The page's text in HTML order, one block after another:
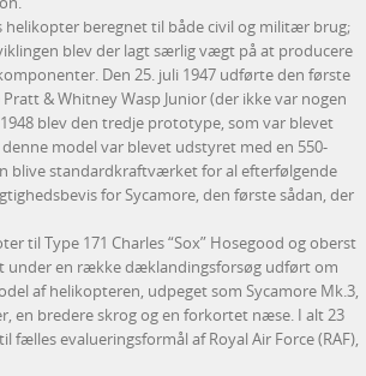
beregnet til både civil og militær brug;
blev der lagt særlig vægt på at producere
Den 25. juli 1947 udførte den første
& Whitney Wasp Junior (der ikke var nogen
blev den tredje prototype, som var blevet
model var blevet udstyret med en 550-
blive standardkraftværket for al efterfølgende
for Sycamore, den første sådan, der
til Type 171 Charles “Sox” Hosegood og oberst
under en række dæklandingsforsøg udført om
af helikopteren, udpeget som Sycamore Mk.3,
en bredere skrog og en forkortet næse. I alt 23
evalueringsformål af Royal Air Force (RAF),